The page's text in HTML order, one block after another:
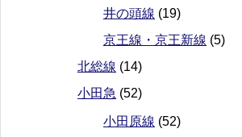
井の頭線 (19)
京王線・京王新線 (5)
北総線 (14)
小田急 (52)
小田原線 (52)